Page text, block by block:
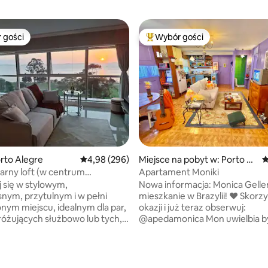
recenzji: 332
z kategorii Wybór gości
gości
Alegre Średnia ocena: 4,98 na 5, liczba recenzji: 296
4,98 (296)
loft (w centrum
- z widokiem na rzekę
w stylowym,
przytulnym i w pełni
miejscu, idealnym dla par,
służbowo lub tych,
Najpopularniejsze z kategorii
Wybór gości
Miejsce na pobyt w: Porto Al
egre
Apartament Moniki
Nowa informacja: Monica
mieszkanie w Brazylii! ❤ Skorzystaj z
okazji i już teraz obserwuj:
@apedamonica Mon uwielbia być